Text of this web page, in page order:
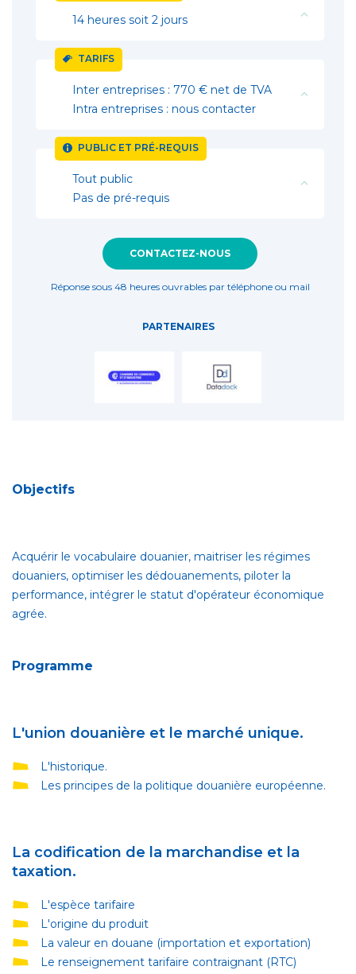
Objectifs
Acquérir le vocabulaire douanier, maitriser les régimes
douaniers, optimiser les dédouanements, piloter la
performance, intégrer le statut d'opérateur économique
agrée.
Programme
L'union douanière et le marché unique.
L'historique.
Les principes de la politique douanière européenne.
La codification de la marchandise et la
taxation.
L'espèce tarifaire
L'origine du produit
La valeur en douane (importation et exportation)
Le renseignement tarifaire contraignant (RTC)
14 heures soit 2 jours
TARIFS
Inter entreprises : 770 € net de TVA
Intra entreprises : nous contacter
PUBLIC ET PRÉ-REQUIS
Tout public
Pas de pré-requis
CONTACTEZ-NOUS
Réponse sous 48 heures ouvrables par téléphone ou mail
PARTENAIRES